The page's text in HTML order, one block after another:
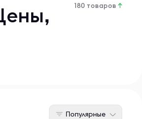
180 товаров ↑
Популярные